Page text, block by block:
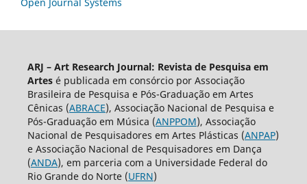
ARJ – Art Research Journal: Revista de Pesquisa em
Artesé publicada em consórcio por Associação
Brasileira de Pesquisa e Pós-Graduação em Artes
Cênicas (ABRACE), Associação Nacional de Pesquisa e
Pós-Graduação em Música (ANPPOM), Associação
Nacional de Pesquisadores em Artes Plásticas (ANPAP)
e Associação Nacional de Pesquisadores em Dança
(ANDA), em parceria com a Universidade Federal do
Rio Grande do Norte (UFRN)